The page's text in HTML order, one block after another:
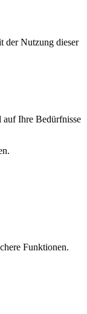
der Nutzung dieser
auf Ihre Bedürfnisse
Funktionen.